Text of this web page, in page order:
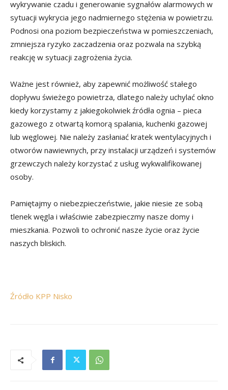
wykrywanie czadu i generowanie sygnałów alarmowych w
sytuacji wykrycia jego nadmiernego stężenia w powietrzu.
Podnosi ona poziom bezpieczeństwa w pomieszczeniach,
zmniejsza ryzyko zaczadzenia oraz pozwala na szybką
reakcję w sytuacji zagrożenia życia.
Ważne jest również, aby zapewnić możliwość stałego
dopływu świeżego powietrza, dlatego należy uchylać okno
kiedy korzystamy z jakiegokolwiek źródła ognia – pieca
gazowego z otwartą komorą spalania, kuchenki gazowej
lub węglowej. Nie należy zasłaniać kratek wentylacyjnych i
otworów nawiewnych, przy instalacji urządzeń i systemów
grzewczych należy korzystać z usług wykwalifikowanej
osoby.
Pamiętajmy o niebezpieczeństwie, jakie niesie ze sobą
tlenek węgla i właściwie zabezpieczmy nasze domy i
mieszkania. Pozwoli to ochronić nasze życie oraz życie
naszych bliskich.
Źródło KPP Nisko